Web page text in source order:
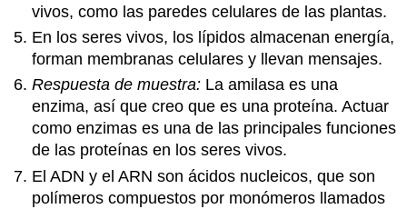
vivos, como las paredes celulares de las plantas.
En los seres vivos, los lípidos almacenan energía,
forman membranas celulares y llevan mensajes.
Respuesta de muestra: La amilasa es una
enzima, así que creo que es una proteína. Actuar
como enzimas es una de las principales funciones
de las proteínas en los seres vivos.
El ADN y el ARN son ácidos nucleicos, que son
polímeros compuestos por monómeros llamados